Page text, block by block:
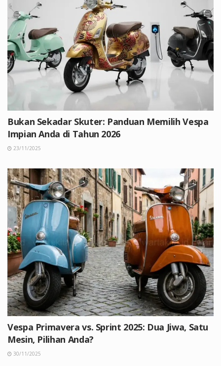
Bukan Sekadar Skuter: Panduan Memilih Vespa
Impian Anda di Tahun 2026
23/11/2025
Vespa Primavera vs. Sprint 2025: Dua Jiwa, Satu
Mesin, Pilihan Anda?
30/11/2025